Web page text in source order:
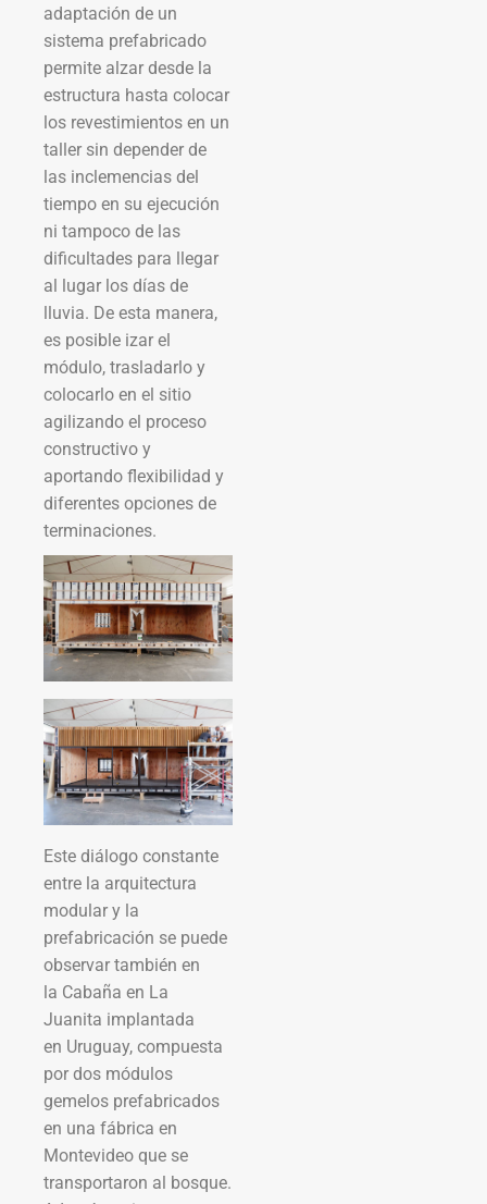
adaptación de un
sistema prefabricado
permite alzar desde la
estructura hasta colocar
los revestimientos en un
taller sin depender de
las inclemencias del
tiempo en su ejecución
ni tampoco de las
dificultades para llegar
al lugar los días de
lluvia. De esta manera,
es posible izar el
módulo, trasladarlo y
colocarlo en el sitio
agilizando el proceso
constructivo y
aportando flexibilidad y
diferentes opciones de
terminaciones.
Este diálogo constante
entre la arquitectura
modular y la
prefabricación se puede
observar también en
la Cabaña en La
Juanita implantada
en Uruguay, compuesta
por dos módulos
gemelos prefabricados
en una fábrica en
Montevideo que se
transportaron al bosque.